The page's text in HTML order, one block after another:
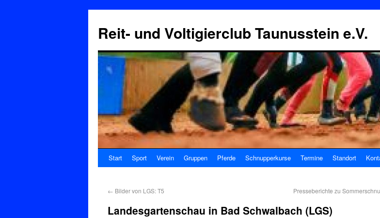
Reit- und Voltigierclub Taunusstein e.V.
Start Sport Verein Gruppen Pferde Schnupperkurse Termine Standort
← Bilder von LGS: T5 Presseberichte zu
Landesgartenschau in Bad Schwalbach (LGS)